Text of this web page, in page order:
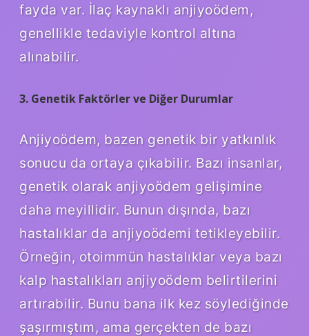
fayda var. İlaç kaynaklı anjiyoödem,
genellikle tedaviyle kontrol altına
alınabilir.
3. Genetik Faktörler ve Diğer Durumlar
Anjiyoödem, bazen genetik bir yatkınlık
sonucu da ortaya çıkabilir. Bazı insanlar,
genetik olarak anjiyoödem gelişimine
daha meyillidir. Bunun dışında, bazı
hastalıklar da anjiyoödemi tetikleyebilir.
Örneğin, otoimmün hastalıklar veya bazı
kalp hastalıkları anjiyoödem belirtilerini
artırabilir. Bunu bana ilk kez söylediğinde
şaşırmıştım, ama gerçekten de bazı